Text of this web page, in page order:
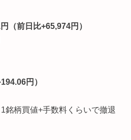
（前日比+65,974円）
円）
銘柄買値+手数料くらいで撤退